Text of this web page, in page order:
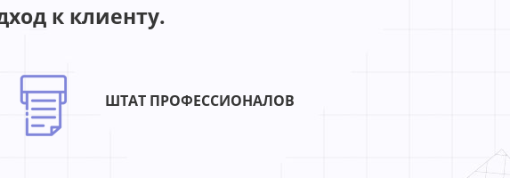
к клиенту.
ШТАТ ПРОФЕССИОНАЛОВ